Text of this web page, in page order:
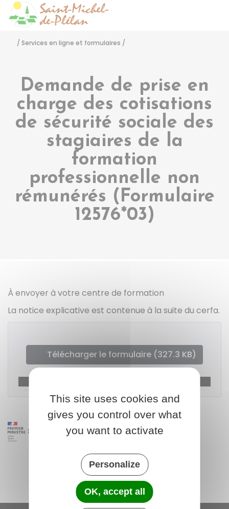
/ Services en ligne et formulaires /
Demande de prise en
charge des cotisations
de sécurité sociale des
stagiaires de la
formation
professionnelle non
rémunérés (Formulaire
12576*03)
À envoyer à votre centre de formation
La notice explicative est contenue à la suite du cerfa.
Télécharger le formulaire (327.3 KB)
This site uses cookies and
gives you control over what
you want to activate
Personalize
OK, accept all